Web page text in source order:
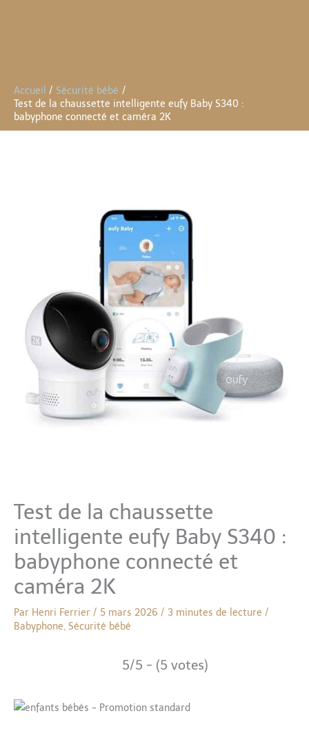
Accueil
Sécurité bébé
Test de la chaussette intelligente eufy Baby S340 :
babyphone connecté et caméra 2K
Test de la chaussette
intelligente eufy Baby S340 :
babyphone connecté et
caméra 2K
Par Henri Ferrier / 5 mars 2026 / 3 minutes de lecture /
Babyphone, Sécurité bébé
5/5 - (5 votes)